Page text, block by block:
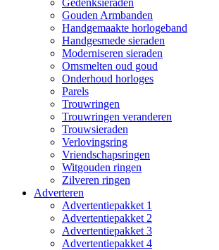
Gedenksieraden
Gouden Armbanden
Handgemaakte horlogeband
Handgesmede sieraden
Moderniseren sieraden
Omsmelten oud goud
Onderhoud horloges
Parels
Trouwringen
Trouwringen veranderen
Trouwsieraden
Verlovingsring
Vriendschapsringen
Witgouden ringen
Zilveren ringen
Adverteren
Advertentiepakket 1
Advertentiepakket 2
Advertentiepakket 3
Advertentiepakket 4